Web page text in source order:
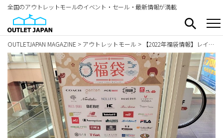
全国のアウトレットモールのイベント・セール・最新情報が満載
OUTLETJAPAN MAGAZINE > アウトレットモール > 【2022年福袋情報】レイクタウンアウトレットで福袋が販売される店舗紹介